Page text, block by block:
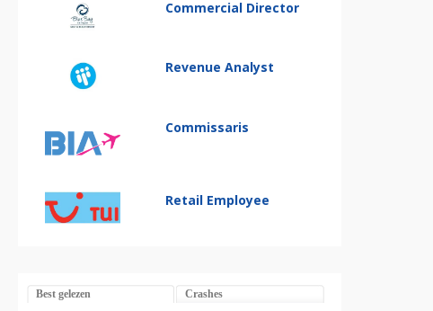
Commercial Director
Revenue Analyst
Commissaris
Retail Employee
Best gelezen Crashes